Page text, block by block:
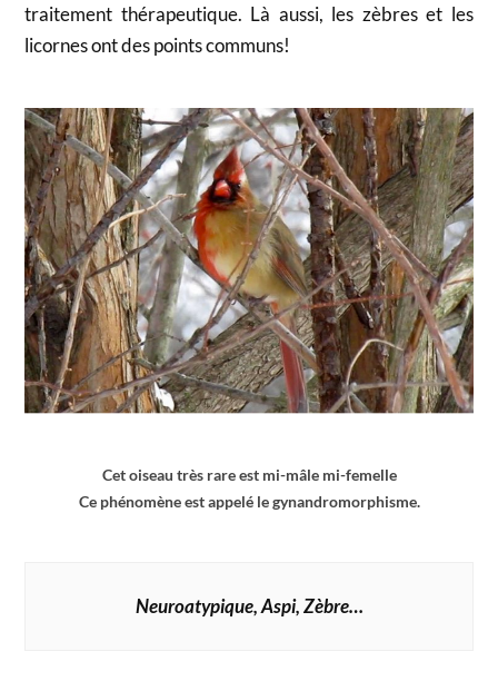
traitement thérapeutique. Là aussi, les zèbres et les
licornes ont des points communs!
Cet oiseau très rare est mi-mâle mi-femelle
Ce phénomène est appelé le gynandromorphisme.
Neuroatypique, Aspi, Zèbre…